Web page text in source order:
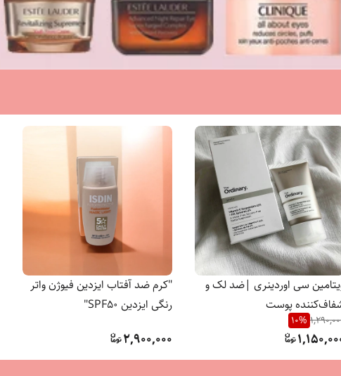
سی اوردینری |ضد لک و
پوست
10%
"کرم ضد آفتاب ایزدین فیوژن واتر
رنگی ایزدین SPF50"
2,900,000